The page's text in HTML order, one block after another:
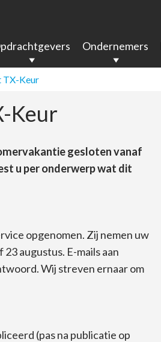
Ondernemers
TX-Keur
Keur
gesloten vanaf
u per onderwerp wat dit
opgenomen. Zij nemen uw
augustus. E-mails aan
Wij streven ernaar om
(pas na publicatie op